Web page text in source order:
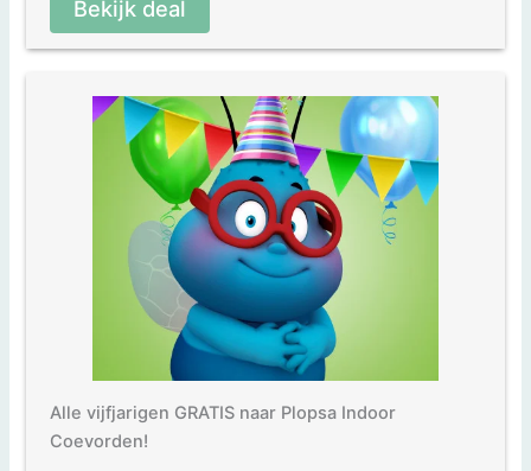
Bekijk deal
Alle vijfjarigen GRATIS naar Plopsa Indoor
Coevorden!